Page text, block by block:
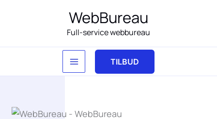
WebBureau
Full-service webbureau
TILBUD